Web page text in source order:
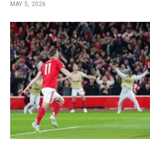
MAY 5, 2026